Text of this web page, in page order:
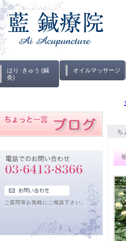
はり･きゅう (鍼
灸)
オイルマッサージ
ち
ご質問等お気軽にご相談下さい。